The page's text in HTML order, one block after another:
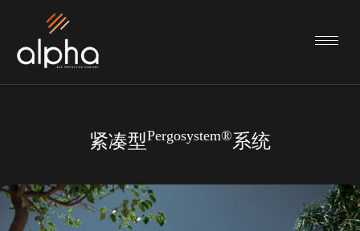
紧凑型Pergosystem®系统